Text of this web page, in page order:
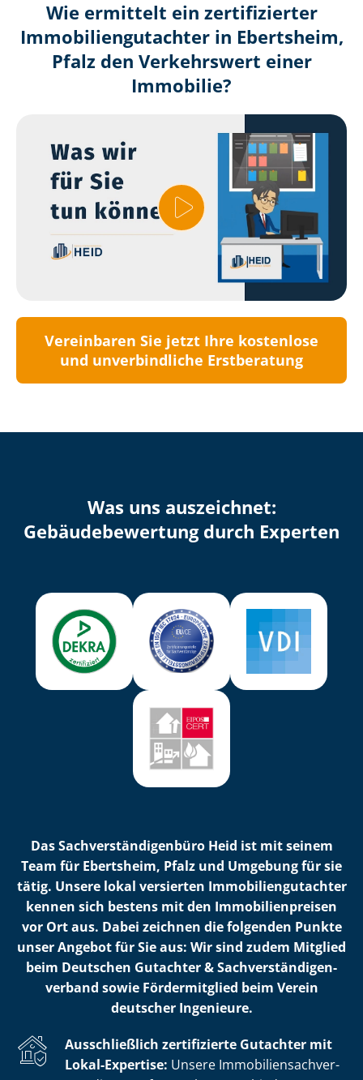
Wie ermittelt ein zertifizierter
Immobilien­gutachter in Ebertsheim,
Pfalz den Verkehrswert einer
Immobilie?
Vereinbaren Sie jetzt Ihre kostenlose
und unverbindliche Erstberatung
Was uns auszeichnet:
Ge­bäu­de­be­wer­tung durch Experten
Das Sach­ver­stän­di­gen­bü­ro Heid ist mit seinem
Team für Ebertsheim, Pfalz und Umgebung für sie
tätig. Unsere lokal versierten Im­mo­bi­li­en­gut­ach­ter
kennen sich bestens mit den Im­mo­bi­li­en­prei­sen
vor Ort aus. Dabei zeichnen die folgenden Punkte
unser Angebot für Sie aus: Wir sind zudem Mitglied
beim Deutschen Gutachter & Sach­ver­stän­di­gen­
ver­band sowie Fördermitglied beim Verein
deutscher Ingenieure.
Ausschließlich zertifizierte Gutachter mit
Lokal-Expertise: Unsere Im­mo­bi­li­en­sach­ver­